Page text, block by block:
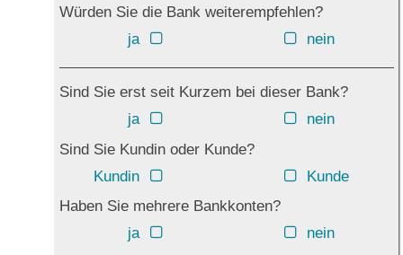
Würden Sie die Bank weiterempfehlen?
ja
nein
Sind Sie erst seit Kurzem bei dieser Bank?
ja
nein
Sind Sie Kundin oder Kunde?
Kundin
Kunde
Haben Sie mehrere Bankkonten?
ja
nein